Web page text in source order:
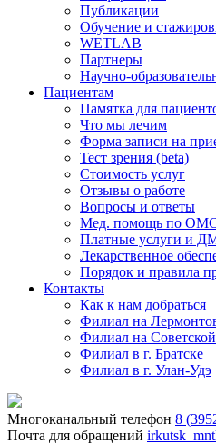
Публикации
Обучение и
WETLAB
Партнеры
Научно-
Пациентам
Памятка для
Что мы лечим
Форма записи на
Тест зрения (beta)
Стоимость услуг
Отзывы о работе
Вопросы и ответы
Мед. помощь по
Платные услуги и
Лекарственное
Порядок и правила
Контакты
Как к нам добраться
Филиал на
Филиал на Советской
Филиал в г. Братске
Филиал в г. Улан-Удэ
Многоканальный телефон 8
Почта для обращений